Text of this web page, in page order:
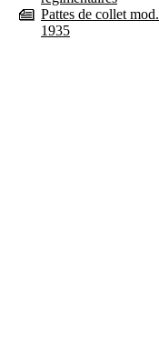
Pattes de collet mod.
1935